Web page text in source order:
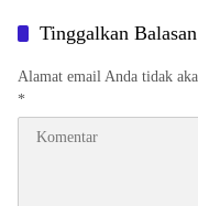
Tinggalkan Balasan
Alamat email Anda tidak
*